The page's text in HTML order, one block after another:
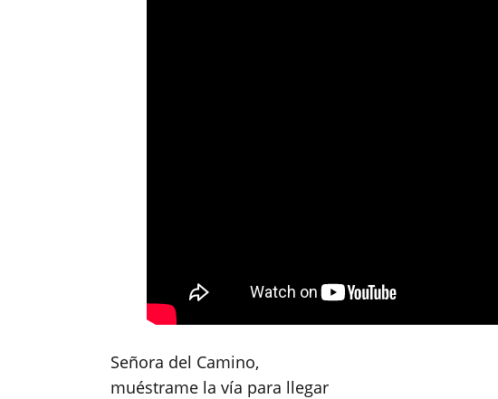
Señora del Camino,
muéstrame la vía para llegar